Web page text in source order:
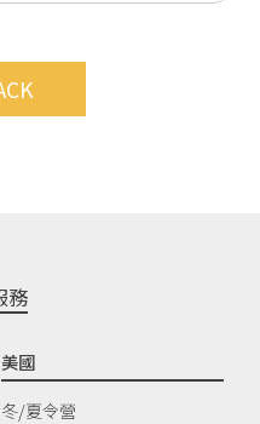
務
美國
冬/夏令營